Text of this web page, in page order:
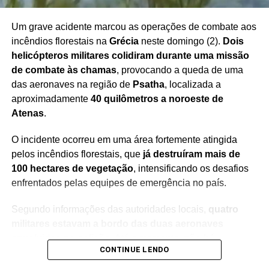
Redação Saiba+
Um grave acidente marcou as operações de combate aos
incêndios florestais na Grécianeste domingo (2). Dois
helicópteros militares colidiram durante uma missão
de combate às chamas, provocando a queda de uma
das aeronaves na região de Psatha, localizada a
aproximadamente 40 quilômetros a noroeste de
Atenas.
O incidente ocorreu em uma área fortemente atingida
pelos incêndios florestais, que já destruíram mais de
100 hectares de vegetação, intensificando os desafios
enfrentados pelas equipes de emergência no país.
Segundo informações das autoridades locais, quatro
envolvidas na colisão. Até o momento,não há
confirmação oficial sobre o estado de saúde ou o
CONTINUE LENDO